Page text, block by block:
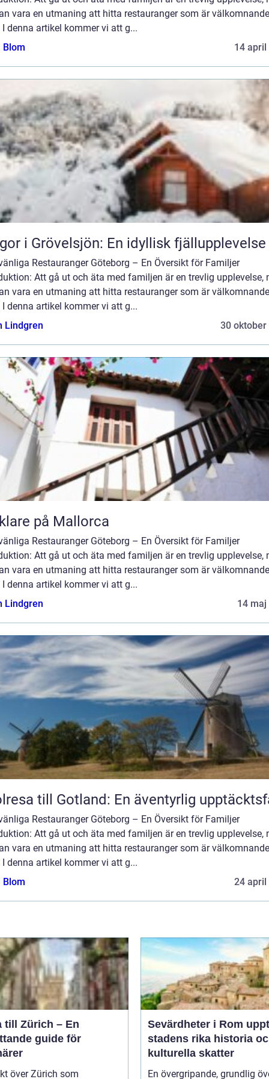
vara en utmaning att hitta restauranger som är
I denna artikel kommer vi att g...
Blom
14 april
i Grövelsjön: En idyllisk fjällupplevelse
Restauranger Göteborg – En Översikt för Familjer
Att gå ut och äta med familjen är en trevlig upplevelse,
vara en utmaning att hitta restauranger som är
I denna artikel kommer vi att g...
Lindgren
30 oktober
på Mallorca
Restauranger Göteborg – En Översikt för Familjer
Att gå ut och äta med familjen är en trevlig upplevelse,
vara en utmaning att hitta restauranger som är
I denna artikel kommer vi att g...
Lindgren
14 maj
till Gotland: En äventyrlig
Restauranger Göteborg – En Översikt för Familjer
Att gå ut och äta med familjen är en trevlig upplevelse,
vara en utmaning att hitta restauranger som är
I denna artikel kommer vi att g...
Blom
24 april
till Zürich – En
guide för
över Zürich som
Sevärdheter i Rom upptäck
stadens rika historia
kulturella skatter
En övergripande, grundlig